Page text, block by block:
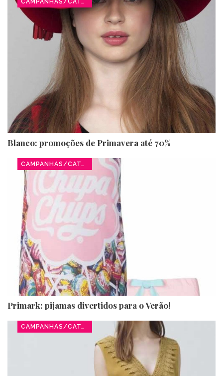
CAMPANHAS/CATÁLOGOS
Blanco: promoções de Primavera até 70%
CAMPANHAS/CATÁLOGOS
Primark: pijamas divertidos para o Verão!
CAMPANHAS/CATÁLOGOS